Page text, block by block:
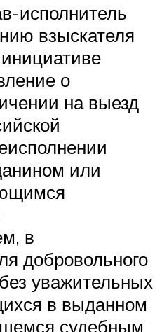
исполнитель
взыскателя
о
на выезд
или
в
добровольного
уважительных
в выданном
судебным